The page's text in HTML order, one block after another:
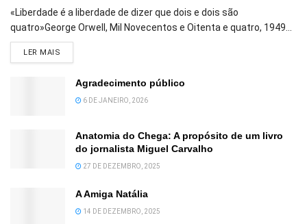
«Liberdade é a liberdade de dizer que dois e dois são
quatro»George Orwell, Mil Novecentos e Oitenta e quatro, 1949...
LER MAIS
Agradecimento público
6 DE JANEIRO, 2026
Anatomia do Chega: A propósito de um livro
do jornalista Miguel Carvalho
27 DE DEZEMBRO, 2025
A Amiga Natália
14 DE DEZEMBRO, 2025